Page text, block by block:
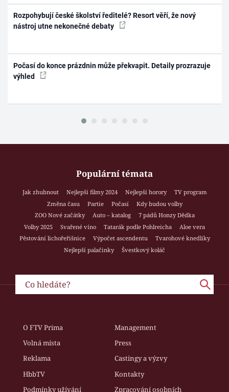
Rozpohybují české školství ředitelé? Resort věří, že nový
nástroj utne nekonečné debaty
Počasí do konce prázdnin může překvapit. Detaily prozrazuje
výhled
Populární témata
Jak zhubnout Nejlepší filmy 2024 Nejlepší horory
TV program
Změna času
Partie Počasí
Kdy budou volby
ZOO Nové začátky
Auto – katalog
7 pádů Honzy Dědka
Volby 2025
Svařené víno Tatarák podle Pohlreicha
Aloe vera
Pěstování lichořeřišnice
Výpočet ascendentu
Tvarohové knedlíky
Nejlepší palačinky
Švestkový koláč
O FTV Prima
Management
Volná místa
Press
Reklama
Castingy a výzvy
HbbTV
Kontakty
Podmínky užívání
Zpracování osobních